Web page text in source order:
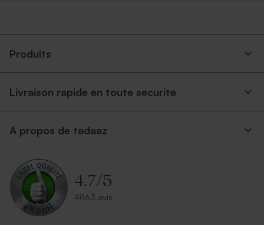
Produits
Livraison rapide en toute securite
A propos de tadaaz
4.7/5
4863 avis